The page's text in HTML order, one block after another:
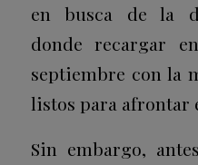
en busca de la
donde recargar
septiembre con la
listos para afrontar
Sin embargo,